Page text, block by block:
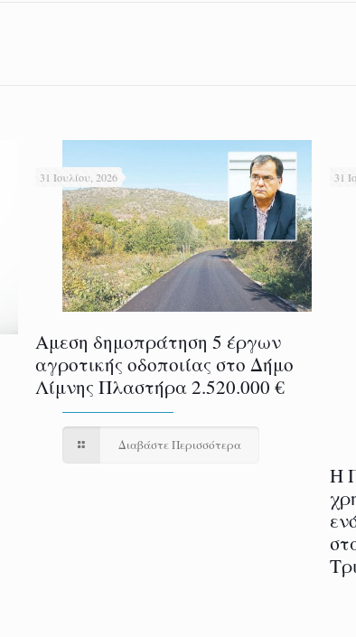
31 Ιουλίου, 2026
Αμεση δημοπράτηση 5 έργων
αγροτικής οδοποιίας στο Δήμο
Λίμνης Πλαστήρα 2.520.000 €
Διαβάστε Περισσότερα
31
H